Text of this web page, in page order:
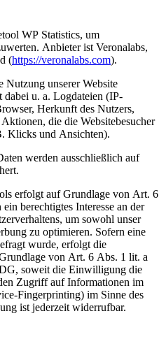
WP Statistics, um
Anbieter ist Veronalabs,
(https://veronalabs.com).
unserer Website
dabei u. a. Logdateien (IP-
Herkunft des Nutzers,
die die Websitebesucher
Klicks und Ansichten).
werden ausschließlich auf
erfolgt auf Grundlage von Art. 6
berechtigtes Interesse an der
um sowohl unser
zu optimieren. Sofern eine
wurde, erfolgt die
von Art. 6 Abs. 1 lit. a
soweit die Einwilligung die
Zugriff auf Informationen im
Fingerprinting) im Sinne des
ist jederzeit widerrufbar.